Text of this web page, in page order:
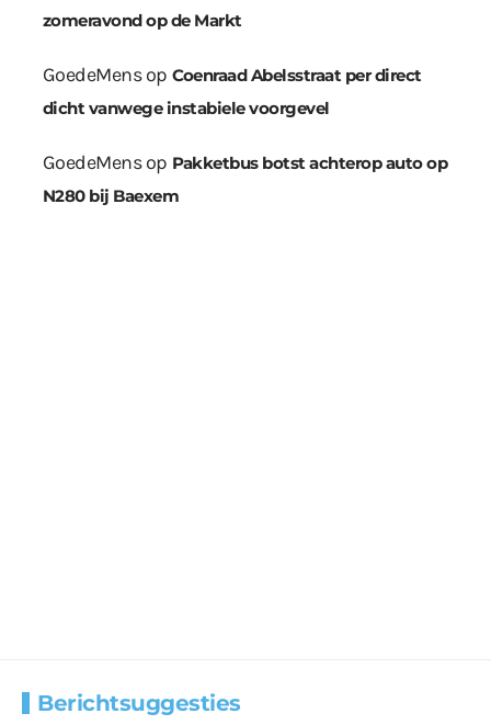
zomeravond op de Markt
GoedeMensop Coenraad Abelsstraat per direct
dicht vanwege instabiele voorgevel
GoedeMensop Pakketbus botst achterop auto op
N280 bij Baexem
Berichtsuggesties